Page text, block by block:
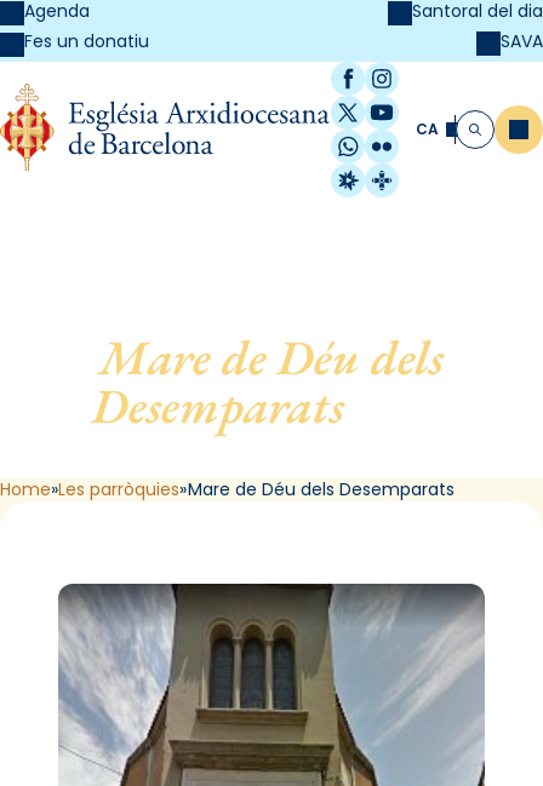
Agenda
Fes un donatiu
Santoral del dia
SAVA
Facebook
Instagram
X / Twitter
YouTube
WhatsApp
Flickr
Radio Estel
Catalunya
CA Cerca
Mare de Déu dels
Desemparats, de L
´Hospitalet de Llobregat
Home Les parròquies Mare de Déu dels Desemparats